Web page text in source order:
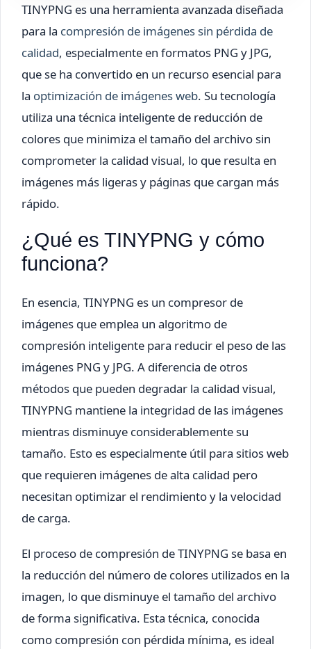
TINYPNG es una herramienta avanzada diseñada
para la compresión de imágenes sin pérdida de
calidad, especialmente en formatos PNG y JPG,
que se ha convertido en un recurso esencial para
la optimización de imágenes web. Su tecnología
utiliza una técnica inteligente de reducción de
colores que minimiza el tamaño del archivo sin
comprometer la calidad visual, lo que resulta en
imágenes más ligeras y páginas que cargan más
rápido.
¿Qué es TINYPNG y cómo
funciona?
En esencia, TINYPNG es un compresor de
imágenes que emplea un algoritmo de
compresión inteligente para reducir el peso de las
imágenes PNG y JPG. A diferencia de otros
métodos que pueden degradar la calidad visual,
TINYPNG mantiene la integridad de las imágenes
mientras disminuye considerablemente su
tamaño. Esto es especialmente útil para sitios web
que requieren imágenes de alta calidad pero
necesitan optimizar el rendimiento y la velocidad
de carga.
El proceso de compresión de TINYPNG se basa en
la reducción del número de colores utilizados en la
imagen, lo que disminuye el tamaño del archivo
de forma significativa. Esta técnica, conocida
como compresión con pérdida mínima, es ideal